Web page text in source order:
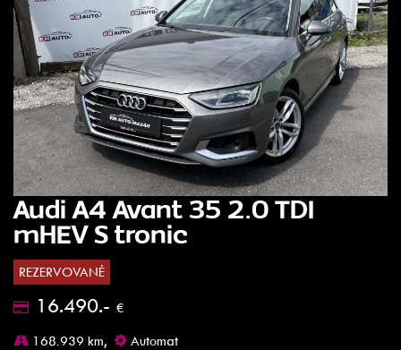
Audi A4 Avant 35 2.0 TDI
mHEV S tronic
REZERVOVANÉ
16.490.- €
168.939 km,
Automat